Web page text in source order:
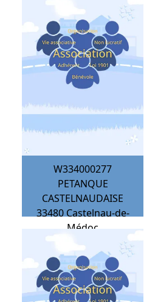
W334000277
PETANQUE
CASTELNAUDAISE
33480 Castelnau-de-
Médoc